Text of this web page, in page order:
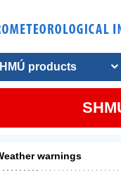
products
warnings